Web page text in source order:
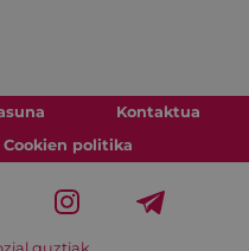
Kontaktua
Cookien politika